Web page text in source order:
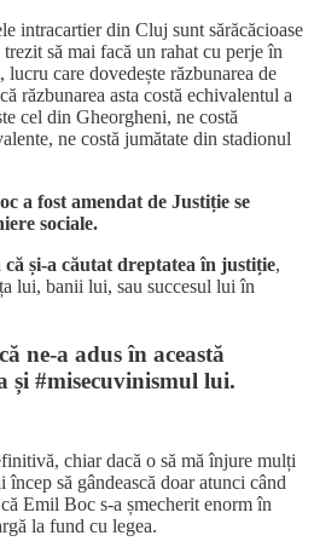
intracartier din Cluj sunt sărăcăcioase
să mai facă un rahat cu perje în
care dovedește răzbunarea de
răzbunarea asta costă echivalentul a
cel din Gheorgheni, ne costă
ne costă jumătate din stadionul
a fost amendat de Justiție se
sociale.
că și-a căutat dreptatea în justiție,
lui, banii lui, sau succesul lui în
ne-a adus în această
și #misecuvinismul lui.
chiar dacă o să mă înjure mulți
să gândească doar atunci când
Emil Boc s-a șmecherit enorm în
la fund cu legea.